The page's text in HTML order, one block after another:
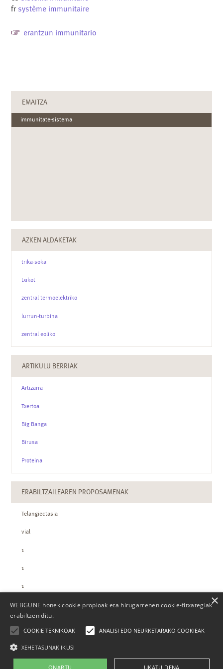
fr système immunitaire
erantzun immunitario
EMAITZA
immunitate-sistema
AZKEN ALDAKETAK
trika-soka
txikot
zentral termoelektriko
lurrun-turbina
zentral eoliko
ARTIKULU BERRIAK
Artizarra
Txertoa
Big Banga
Birusa
Proteina
ERABILTZAILEAREN PROPOSAMENAK
Telangiectasia
vial
1
1
1
ZTH-REN KOPURUAK
WEBGUNE honek cookie propioak eta hirugarrenen cookie-fitxategiak
erabiltzen ditu.
COOKIE TEKNIKOAK ANALISI EDO NEURKETARAKO COOKIEAK
XEHETASUNAK IKUSI
ONARTU UKATU DENA
×